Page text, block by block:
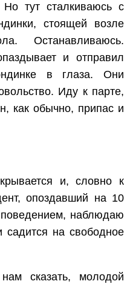
тут сталкиваюсь с
стоящей возле
Останавливаюсь.
и отправил
в глаза. Они
Иду к парте,
как обычно, припас и
и, словно к
опоздавший на 10
наблюдаю
садится на свободное
сказать, молодой